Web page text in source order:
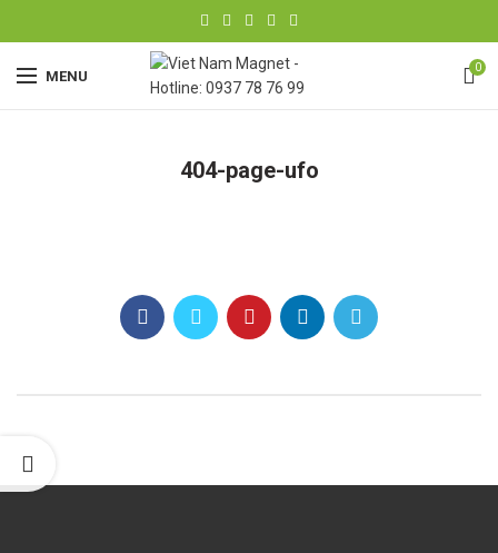
MENU 0
404-page-ufo